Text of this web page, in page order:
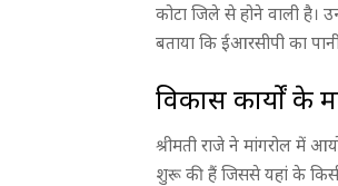
कोटा जिले से होने वाली है।
बताया कि ईआरसीपी का
विकास कार्यों के
श्रीमती राजे ने मांगरोल में
शुरू की हैं जिससे यहां के